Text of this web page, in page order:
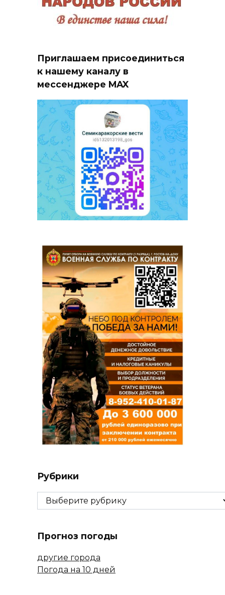
Приглашаем присоединиться
к нашему каналу в
мессенджере MAX
Рубрики
Рубрики
Прогноз погоды
другие города
Погода на 10 дней